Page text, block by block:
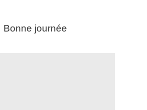
Bonne journée